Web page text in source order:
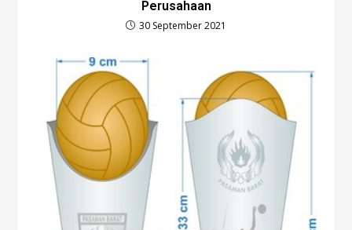
Perusahaan
30 September 2021